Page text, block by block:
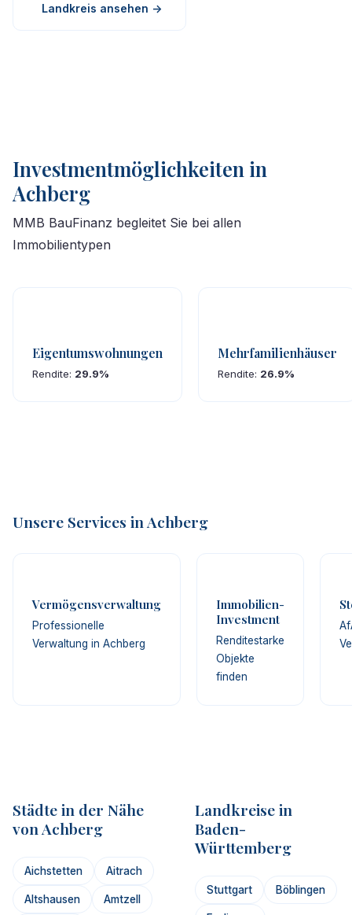
Landkreis ansehen ->
Investmentmöglichkeiten in
Achberg
MMB BauFinanz begleitet Sie bei allen
Immobilientypen
Eigentumswohnungen
Rendite: 29.9%
Mehrfamilienhäuser
Rendite: 26.9%
Unsere Services in Achberg
Vermögensverwaltung
Professionelle
Verwaltung in Achberg
Immobilien-
Investment
Renditestarke
Objekte
finden
Städte in der Nähe
von Achberg
Aichstetten Aitrach
Altshausen Amtzell
Landkreise in
Baden-
Württemberg
Stuttgart Böblingen